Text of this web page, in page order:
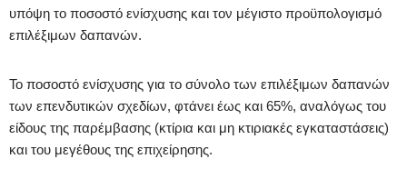
υπόψη το ποσοστό ενίσχυσης και τον μέγιστο προϋπολογισμό
επιλέξιμων δαπανών.
Το ποσοστό ενίσχυσης για το σύνολο των επιλέξιμων δαπανών
των επενδυτικών σχεδίων, φτάνει έως και 65%, αναλόγως του
είδους της παρέμβασης (κτίρια και μη κτιριακές εγκαταστάσεις)
και του μεγέθους της επιχείρησης.